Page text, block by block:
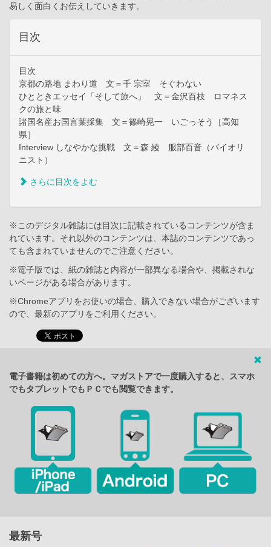
易しく面白くお伝えしていきます。
目次
目次
京都の路地 まわり道 文＝千 宗室 そぐわない
ひとときエッセイ「そして旅へ」 文＝金沢百枝 ロマネス
クの旅と味
諸国名産お国言葉採集 文＝篠崎晃一 いごっそう［高知
県］
Interview しなやかな挑戦 文＝森 綾 服部百音（バイオリ
ニスト）
さらに目次をよむ
※このデジタル雑誌には目次に記載されているコンテンツが含ま
れています。それ以外のコンテンツは、本誌のコンテンツであっ
ても含まれていませんのでご注意ください。
※電子版では、紙の雑誌と内容が一部異なる場合や、掲載されな
いページがある場合があります。
※Chromeアプリをお使いの場合、購入できない場合がございます
ので、最新のアプリをご利用ください。
電子書籍は初めての方へ。マガストアで一度購入すると、スマホ
でもタブレットでもＰＣでも閲覧できます。
最新号